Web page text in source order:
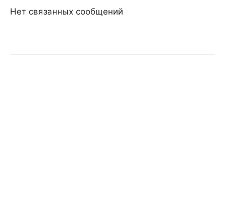
Нет связанных сообщений